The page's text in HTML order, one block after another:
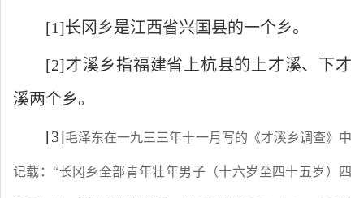
[1]长冈乡是江西省兴国县的一个乡。
[2]才溪乡指福建省上杭县的上才溪、下才
溪两个乡。
[3]毛泽东在一九三三年十一月写的《才溪乡调查》中
记载：“长冈乡全部青年壮年男子（十六岁至四十五岁）四